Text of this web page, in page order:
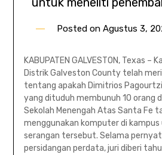
Posted on Agustus 3,
KABUPATEN GALVESTON, Texas –
Distrik Galveston County telah
tentang apakah Dimitrios
yang dituduh membunuh 10 orang
Sekolah Menengah Atas Santa Fe
menggunakan komputer di
serangan tersebut. Selama
persidangan perdata, juri diberi